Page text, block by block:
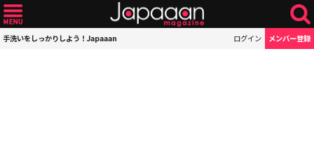
手洗いをしっかりしよう！Japaaan ログイン メンバー登録